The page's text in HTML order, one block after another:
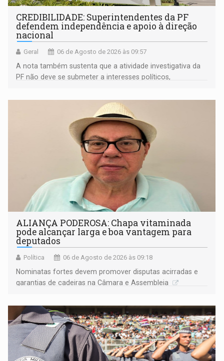
CREDIBILIDADE: Superintendentes da PF
defendem independência e apoio à direção
nacional
Geral 06 de Agosto de 2026 às 09:57
A nota também sustenta que a atividade investigativa da
PF não deve se submeter a interesses políticos,
ALIANÇA PODEROSA: Chapa vitaminada
pode alcançar larga e boa vantagem para
deputados
Política 06 de Agosto de 2026 às 09:18
Nominatas fortes devem promover disputas acirradas e
garantias de cadeiras na Câmara e Assembleia